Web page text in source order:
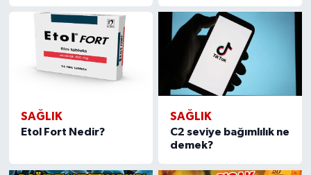
SAĞLIK
Etol Fort Nedir?
SAĞLIK
C2 seviye bağımlılık ne
demek?